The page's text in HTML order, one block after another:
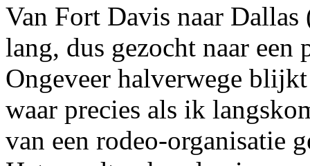
Van Fort Davis naar
lang, dus gezocht naar een
Ongeveer halverwege
waar precies als ik
van een rodeo-organisatie